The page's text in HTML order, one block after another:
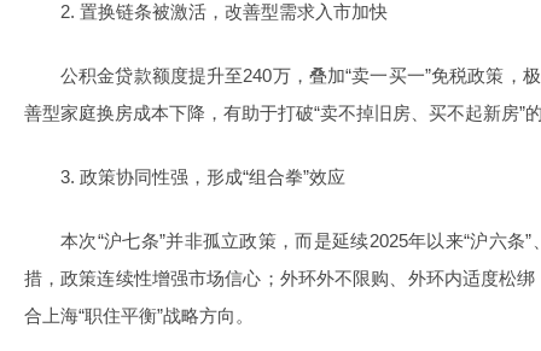
2. 置换链条被激活，改善型需求入市加快
公积金贷款额度提升至240万，叠加“卖一买一”免税政策，
善型家庭换房成本下降，有助于打破“卖不掉旧房、买不起新房”
3. 政策协同性强，形成“组合拳”效应
本次“沪七条”并非孤立政策，而是延续2025年以来“沪六条
措，政策连续性增强市场信心；外环外不限购、外环内适度松
合上海“职住平衡”战略方向。